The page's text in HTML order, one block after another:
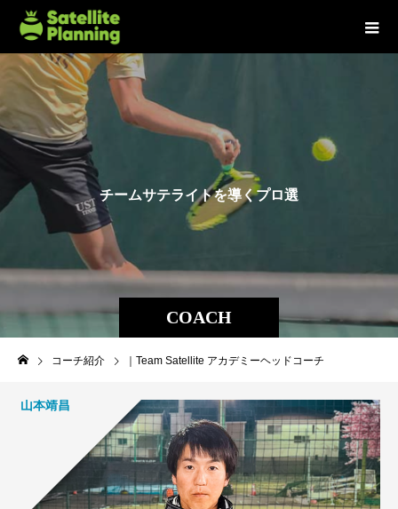
COACH
チームサテライトを導くプ ロ選手た
コーチ紹介 ｜Team Satellite アカデミーヘッドコーチ
山本靖昌